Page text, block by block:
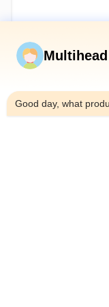
Good day, what